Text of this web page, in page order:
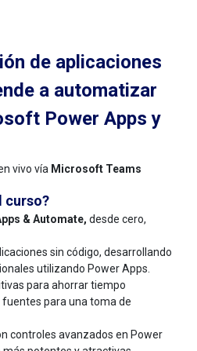
de aplicaciones
a automatizar
Power Apps y
vivo vía Microsoft Teams
curso?
& Automate, desde cero,
sin código, desarrollando
utilizando Power Apps.
para ahorrar tiempo
para una toma de
controles avanzados en Power